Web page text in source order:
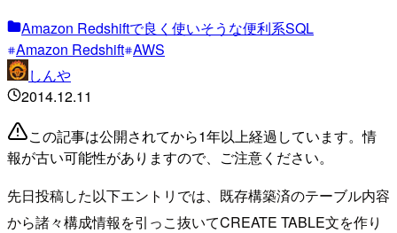
Amazon Redshiftで良く使いそうな便利系SQL
Amazon Redshift AWS
しんや
2014.12.11
この記事は公開されてから1年以上経過しています。情
報が古い可能性がありますので、ご注意ください。
先日投稿した以下エントリでは、既存構築済のテーブル内容
から諸々構成情報を引っこ抜いてCREATE TABLE文を作り